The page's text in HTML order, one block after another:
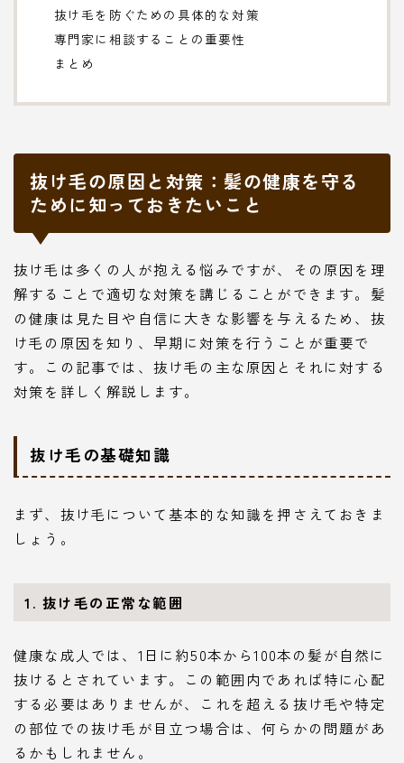
抜け毛を防ぐための具体的な対策
専門家に相談することの重要性
まとめ
抜け毛の原因と対策：髪の健康を守る
ために知っておきたいこと
抜け毛は多くの人が抱える悩みですが、その原因を理
解することで適切な対策を講じることができます。髪
の健康は見た目や自信に大きな影響を与えるため、抜
け毛の原因を知り、早期に対策を行うことが重要で
す。この記事では、抜け毛の主な原因とそれに対する
対策を詳しく解説します。
抜け毛の基礎知識
まず、抜け毛について基本的な知識を押さえておきま
しょう。
1. 抜け毛の正常な範囲
健康な成人では、1日に約50本から100本の髪が自然に
抜けるとされています。この範囲内であれば特に心配
する必要はありませんが、これを超える抜け毛や特定
の部位での抜け毛が目立つ場合は、何らかの問題があ
るかもしれません。